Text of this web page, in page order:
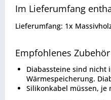
Im Lieferumfang
Lieferumfang: 1x
Empfohlenes Zubehör
Diabassteine sind nicht
Wärmespeicherung.
Silikonkabel müssen, je